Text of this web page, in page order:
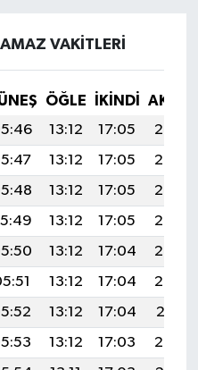
VAKITLERI
ÖĞLE İKINDI
13:12 17:05
20:27
13:12 17:05
20:26
13:12 17:05
20:25
13:12 17:05
20:24
13:12 17:04
20:23
13:12 17:04
20:22
13:12 17:04
20:21
13:12 17:03
20:20